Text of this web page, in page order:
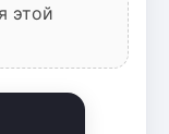
этой